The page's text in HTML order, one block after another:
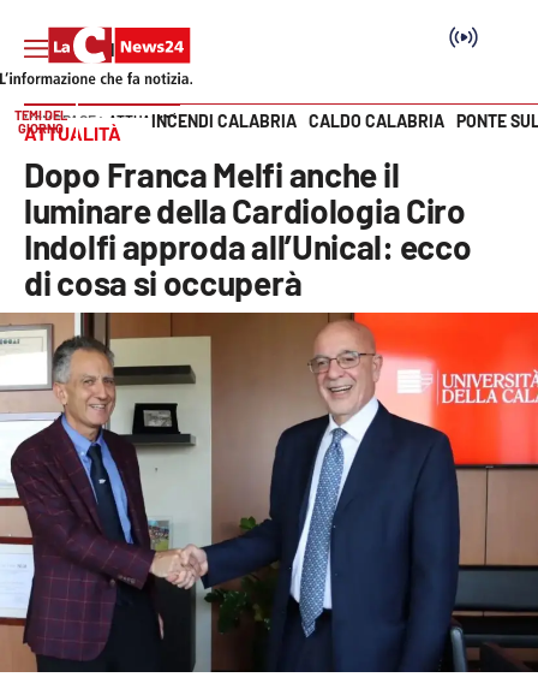
SEZIONI
Cronaca
Politica
Attualità
Economia e lavoro
Italia Mondo
Sanità
Sport
Cultura
Vai
TEMI DEL
GIORNO
INCENDI CALABRIA CALDO CALABRIA PONTE
HOME PAGE ATTUALITÀ
ATTUALITÀ
Dopo Franca Melfi anche il
luminare della Cardiologia Ciro
Indolfi approda all’Unical: ecco
di cosa si occuperà